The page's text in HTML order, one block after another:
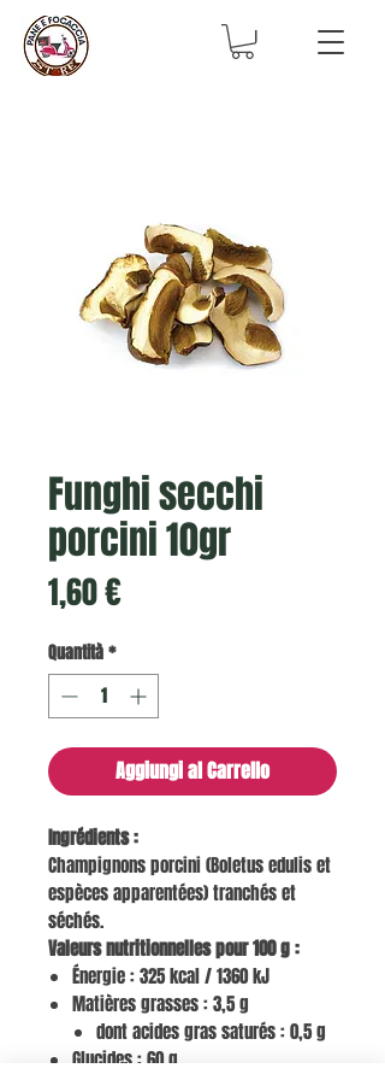
Funghi secchi
porcini 10gr
1,60 €Prezzo
Quantità*
Aggiungi al Carrello
Ingrédients :
Champignons porcini (Boletus edulis et
espèces apparentées) tranchés et
séchés.
Valeurs nutritionnelles pour 100 g :
Énergie : 325 kcal / 1360 kJ
Matières grasses : 3,5 g
dont acides gras saturés : 0,5 g
Glucides : 60 g